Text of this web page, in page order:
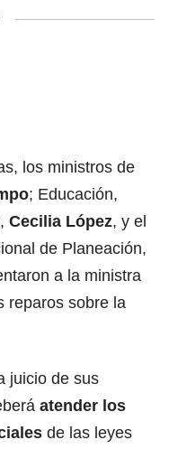
los ministros de
; Educación,
Cecilia López, y el
de Planeación,
a la ministra
reparos sobre la
juicio de sus
atender los
de las leyes